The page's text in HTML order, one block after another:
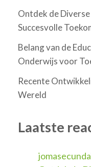
Ontdek de
Succesvolle
Belang van de
Onderwijs voor
Recente
Wereld
Laatste